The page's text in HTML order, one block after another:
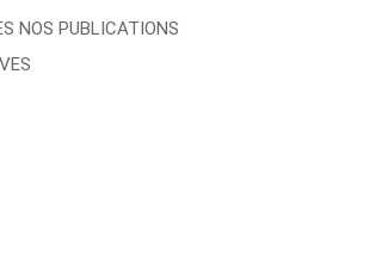
NOS PUBLICATIONS